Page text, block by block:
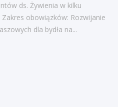
ds. Żywienia w kilku
obowiązków: Rozwijanie
dla bydła na...